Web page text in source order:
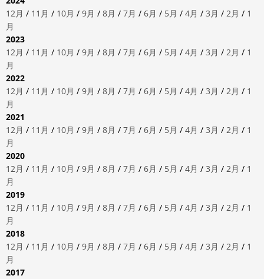
12月 / 11月 / 10月 / 9月 / 8月 / 7月 / 6月 / 5月 / 4月 / 3月 / 2月 / 1
月
2023
12月 / 11月 / 10月 / 9月 / 8月 / 7月 / 6月 / 5月 / 4月 / 3月 / 2月 / 1
月
2022
12月 / 11月 / 10月 / 9月 / 8月 / 7月 / 6月 / 5月 / 4月 / 3月 / 2月 / 1
月
2021
12月 / 11月 / 10月 / 9月 / 8月 / 7月 / 6月 / 5月 / 4月 / 3月 / 2月 / 1
月
2020
12月 / 11月 / 10月 / 9月 / 8月 / 7月 / 6月 / 5月 / 4月 / 3月 / 2月 / 1
月
2019
12月 / 11月 / 10月 / 9月 / 8月 / 7月 / 6月 / 5月 / 4月 / 3月 / 2月 / 1
月
2018
12月 / 11月 / 10月 / 9月 / 8月 / 7月 / 6月 / 5月 / 4月 / 3月 / 2月 / 1
月
2017